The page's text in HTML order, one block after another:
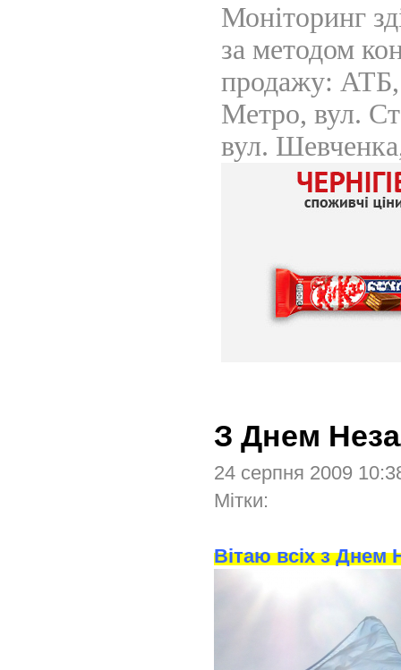
З Днем
24 серпня 2009
Мітки:
Вітаю всіх з Днем